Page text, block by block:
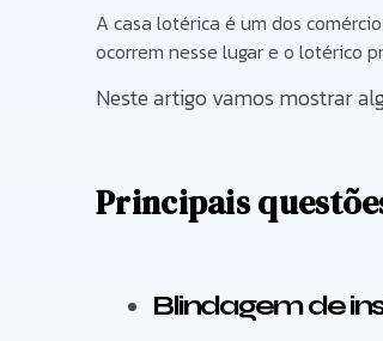
A casa lotérica é um dos
ocorrem nesse lugar e o lotérico
Neste artigo vamos mostrar
Principais
Blindagem de